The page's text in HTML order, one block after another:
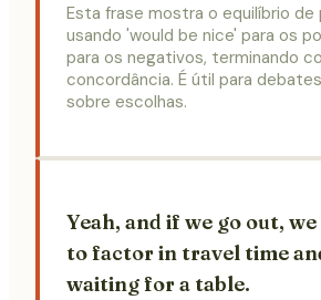
Esta frase mostra o equilíbrio
usando 'would be nice' para os
para os negativos, terminando
concordância. É útil para
sobre escolhas.
Yeah, and if we go out,
to factor in travel time
waiting for a table.